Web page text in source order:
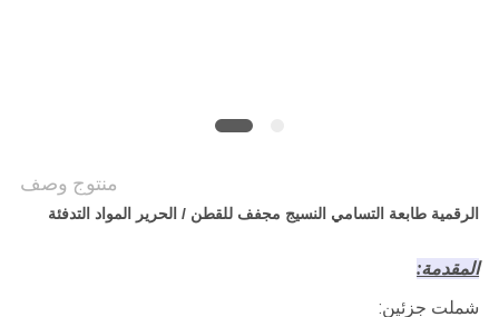
منتوج وصف
الرقمية طابعة التسامي النسيج مجفف للقطن / الحرير المواد التدفئة
المقدمة:
شملت جزئين: